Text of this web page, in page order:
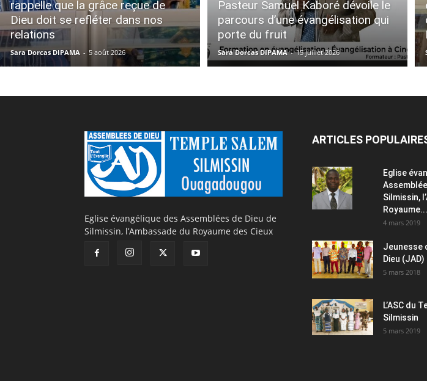
rappelle que la grâce reçue de
Dieu doit se refléter dans nos
relations
Sara Dorcas DIPAMA - 5 août 2026
Pasteur Samuel Kaboré dévoile le
parcours d’une évangélisation qui
porte du fruit
Sara Dorcas DIPAMA - 15 juillet 2026
Eglise évangélique des Assemblées de Dieu de
Silmissin, l’Ambassade du Royaume des Cieux
ARTICLES
Eglise
Silmissin,
Royaume...
4 mars 2019
Jeunesse
Dieu
5 mars 2018
L’ASC du
Silmissin
5 mars 2019